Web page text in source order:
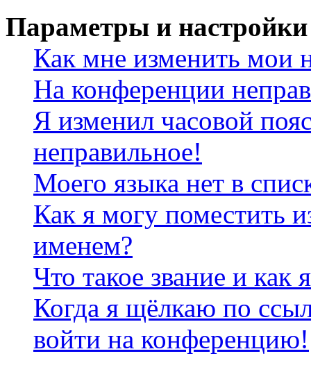
Параметры и настройки
Как мне изменить мои
На конференции
Я изменил часовой
неправильное!
Моего языка нет в
Как я могу поместить
именем?
Что такое звание и как
Когда я щёлкаю по
войти на конференцию!